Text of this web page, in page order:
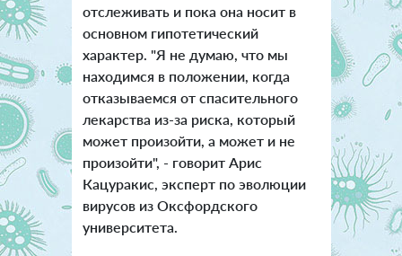
отслеживать и пока она носит в
основном гипотетический
характер. "Я не думаю, что мы
находимся в положении, когда
отказываемся от спасительного
лекарства из-за риска, который
может произойти, а может и не
произойти", - говорит Арис
Кацуракис, эксперт по эволюции
вирусов из Оксфордского
университета.